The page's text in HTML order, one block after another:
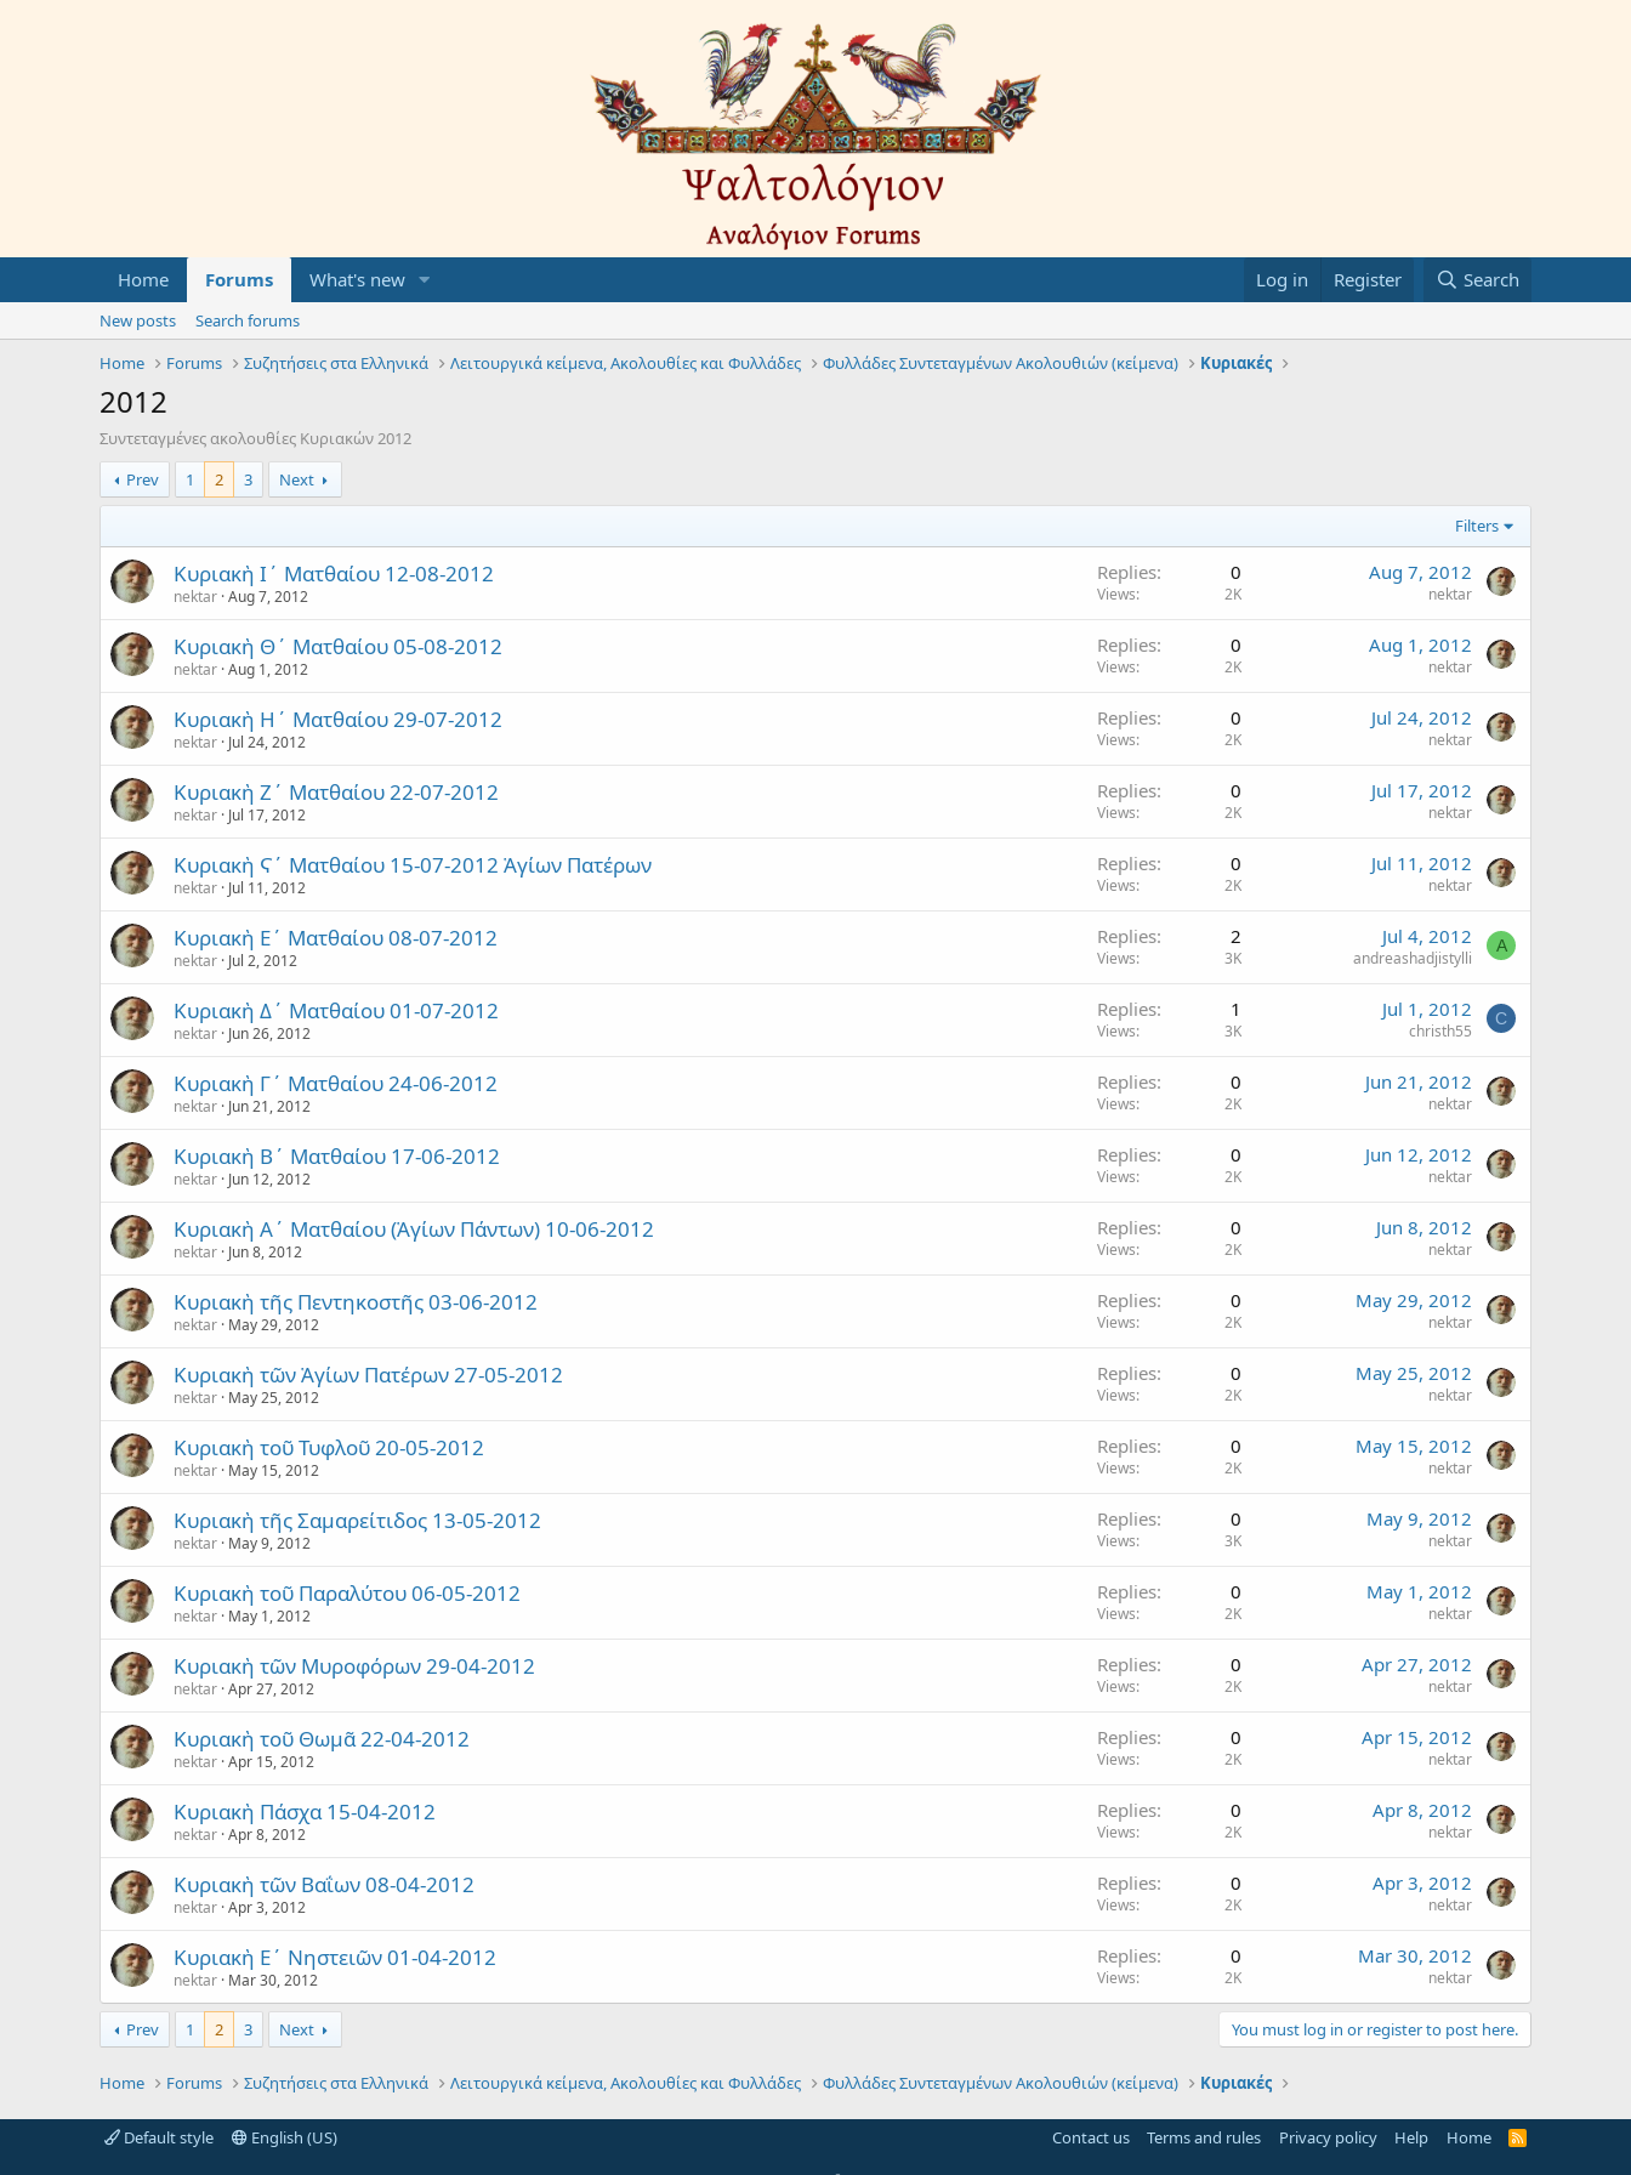
Home Forums What's new Log in Register Search
New posts
Search forums
Home
Forums Συζητήσεις στα Ελληνικά Λειτουργικά κείμενα, Ακολουθίες και Φυλλάδες Φυλλάδες Συντεταγμένων Ακολουθιών (κείμενα) Κυριακές
2012
Συντεταγμένες ακολουθίες Κυριακών 2012
Prev
1 2 3 Next
Filters
Κυριακὴ Ι´ Ματθαίου 12-08-2012
nektar Aug 7, 2012
Replies 0
Views 2K
Aug 7, 2012
nektar
Κυριακὴ Θ´ Ματθαίου 05-08-2012
nektar Aug 1, 2012
Replies 0
Views 2K
Aug 1, 2012
nektar
Κυριακὴ Η´ Ματθαίου 29-07-2012
nektar Jul 24, 2012
Replies 0
Views 2K
Jul 24, 2012
nektar
Κυριακὴ Ζ´ Ματθαίου 22-07-2012
nektar Jul 17, 2012
Replies 0
Views 2K
Jul 17, 2012
nektar
Κυριακὴ Ϛ´ Ματθαίου 15-07-2012 Ἁγίων Πατέρων
nektar Jul 11, 2012
Replies 0
Views 2K
Jul 11, 2012
nektar
Κυριακὴ Ε´ Ματθαίου 08-07-2012
nektar Jul 2, 2012
Replies 2
Views 3K
Jul 4, 2012
andreashadjistylli
A
Κυριακὴ Δ´ Ματθαίου 01-07-2012
nektar Jun 26, 2012
Replies 1
Views 3K
Jul 1, 2012
christh55
C
Κυριακὴ Γ´ Ματθαίου 24-06-2012
nektar Jun 21, 2012
Replies 0
Views 2K
Jun 21, 2012
nektar
Κυριακὴ Β´ Ματθαίου 17-06-2012
nektar Jun 12, 2012
Replies 0
Views 2K
Jun 12, 2012
nektar
Κυριακὴ Α´ Ματθαίου (Ἁγίων Πάντων) 10-06-2012
nektar Jun 8, 2012
Replies 0
Views 2K
Jun 8, 2012
nektar
Κυριακὴ τῆς Πεντηκοστῆς 03-06-2012
nektar May 29, 2012
Replies 0
Views 2K
May 29, 2012
nektar
Κυριακὴ τῶν Ἁγίων Πατέρων 27-05-2012
nektar May 25, 2012
Replies 0
Views 2K
May 25, 2012
nektar
Κυριακὴ τοῦ Τυφλοῦ 20-05-2012
nektar May 15, 2012
Replies 0
Views 2K
May 15, 2012
nektar
Κυριακὴ τῆς Σαμαρείτιδος 13-05-2012
nektar May 9, 2012
Replies 0
Views 3K
May 9, 2012
nektar
Κυριακὴ τοῦ Παραλύτου 06-05-2012
nektar May 1, 2012
Replies 0
Views 2K
May 1, 2012
nektar
Κυριακὴ τῶν Μυροφόρων 29-04-2012
nektar Apr 27, 2012
Replies 0
Views 2K
Apr 27, 2012
nektar
Κυριακὴ τοῦ Θωμᾶ 22-04-2012
nektar Apr 15, 2012
Replies 0
Views 2K
Apr 15, 2012
nektar
Κυριακὴ Πάσχα 15-04-2012
nektar Apr 8, 2012
Replies 0
Views 2K
Apr 8, 2012
nektar
Κυριακὴ τῶν Βαΐων 08-04-2012
nektar Apr 3, 2012
Replies 0
Views 2K
Apr 3, 2012
nektar
Κυριακὴ Ε´ Νηστειῶν 01-04-2012
nektar Mar 30, 2012
Replies 0
Views 2K
Mar 30, 2012
nektar
Prev 1 2 3 Next You must log in or register to post here.
Home Forums Συζητήσεις στα Ελληνικά Λειτουργικά κείμενα, Ακολουθίες και Φυλλάδες Φυλλάδες Συντεταγμένων Ακολουθιών (κείμενα) Κυριακές
Default style English (US) Contact us Terms and rules Privacy policy Help Home
R